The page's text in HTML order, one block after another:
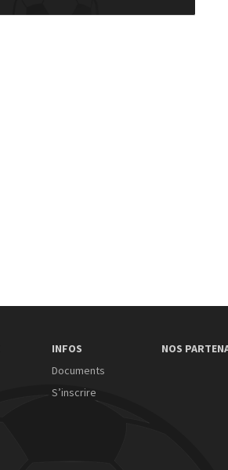
INFOS
Documents
S’inscrire
NOS